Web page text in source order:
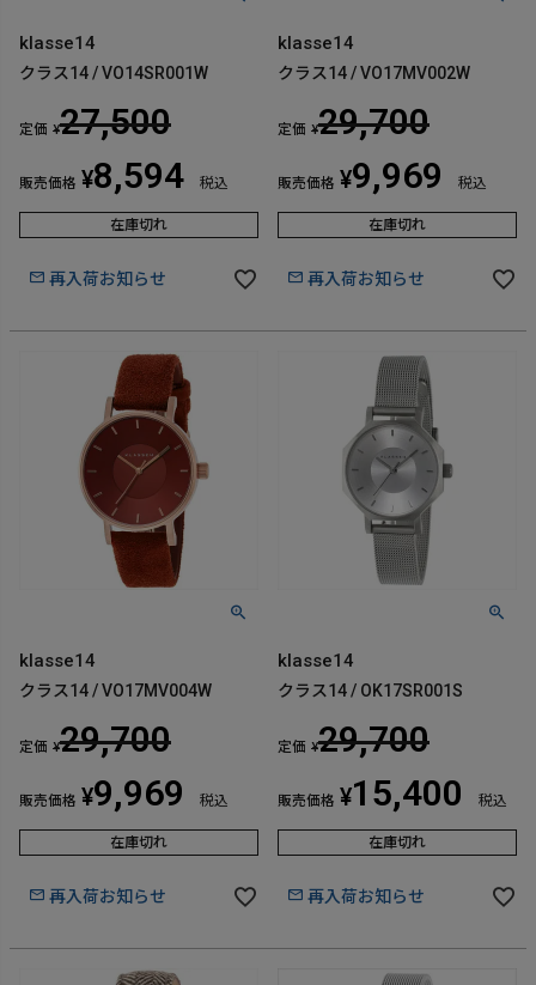
klasse14
クラス14 / VO14SR001W
定価 ¥27,500
販売価格 ¥8,594 税込
在庫切れ
再入荷お知らせ
klasse14
クラス14 / VO17MV002W
定価 ¥29,700
販売価格 ¥9,969 税込
在庫切れ
再入荷お知らせ
klasse14
クラス14 / VO17MV004W
定価 ¥29,700
販売価格 ¥9,969 税込
在庫切れ
再入荷お知らせ
klasse14
クラス14 / OK17SR001S
定価 ¥29,700
販売価格 ¥15,400 税込
在庫切れ
再入荷お知らせ